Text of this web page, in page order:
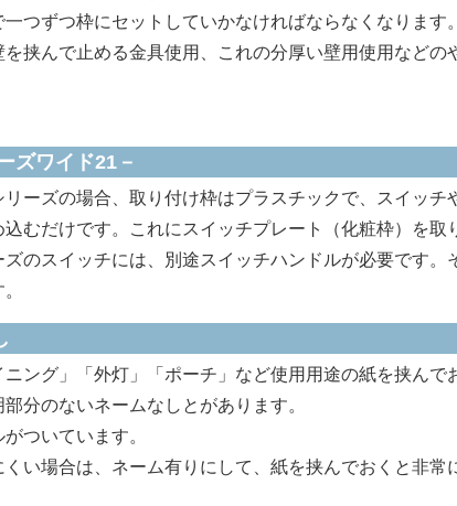
つずつ枠にセットしていかなければならなくなります。
挟んで止める金具使用、これの分厚い壁用使用などの
ズワイド21－
ーズの場合、取り付け枠はプラスチックで、スイッチ
むだけです。これにスイッチプレート（化粧枠）を取
のスイッチには、別途スイッチハンドルが必要です。
ング」「外灯」「ポーチ」など使用用途の紙を挟んで
分のないネームなしとがあります。
ついています。
い場合は、ネーム有りにして、紙を挟んでおくと非常